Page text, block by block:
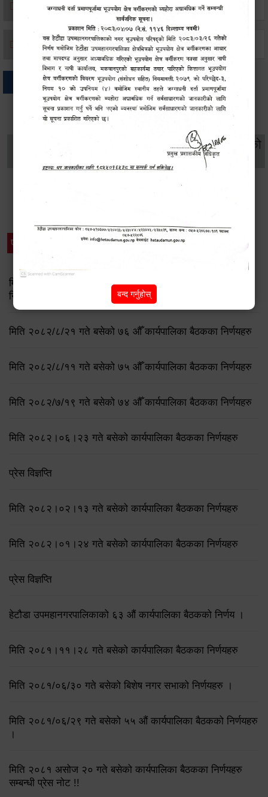
मृत्यू दर्ता
जन्म दर्ता
थप विवरणहरु
व्यक्तिगत घटना दर्ता
महिला
वातावरण
सूचनाको
प्रेस नोट
मिति २०८३ जेष्ठ १७ गते बसेको ८३औं नगर कार्यपालिकाको बैठकको
निर्णय
मिति २०८२/८/२१ गते बसेको ७६ औँ कार्यपालिका बैठकका निर्णयहरु
मिति २०८२/८/११ गते बसेको ७५ औँ कार्यपालिका बैठकका निर्णयहरु
मिति २०८२/७/१९ गते बसेको ७४ औँ कार्यपालिका बैठकका निर्णयहरु
मिति २०८२।०६।२३ गते बसेको कार्यपालिका बैठकका निर्णयहरु
प्रेस विज्ञप्ति
मिति २०८२।०२।१३ गते बसेको कार्यपालिका बैठकका निर्णयहरु
मिति २०८२।०१।२४ गते बसेको कार्यपालिका बैठकका निर्णयहरु
प्रेस विज्ञप्ति
हेटौडा उपमहानगरपालिकाको ६३ औं कार्यपालिका बैठकको निर्णय ।
मिति २०८१।११।२८ गते बसेको कार्यपालिका बैठकका निर्णयहरु
मिति २०८१/०६/३० गते बसेको बिशेष नगर सभाको निर्णयहरु ।
मिति २०८१/०६/२९ गते बसेको ५५ औं कार्यपालिका बैठकको निर्णयहरु
।
मिति २०८१ असोज २० गते बसेको कार्यपालिका बैठकका निर्णयहरु
सम्बन्धी प्रेस नोट !!
बन्द गर्नुहोस्